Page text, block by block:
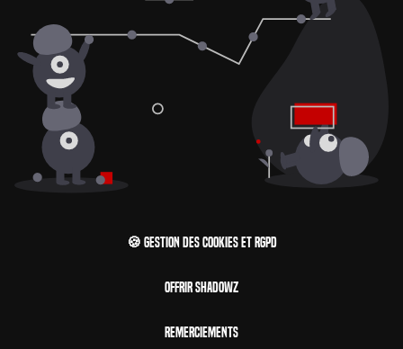
🍪 Gestion des cookies et RGPD
Offrir Shadowz
Remerciements